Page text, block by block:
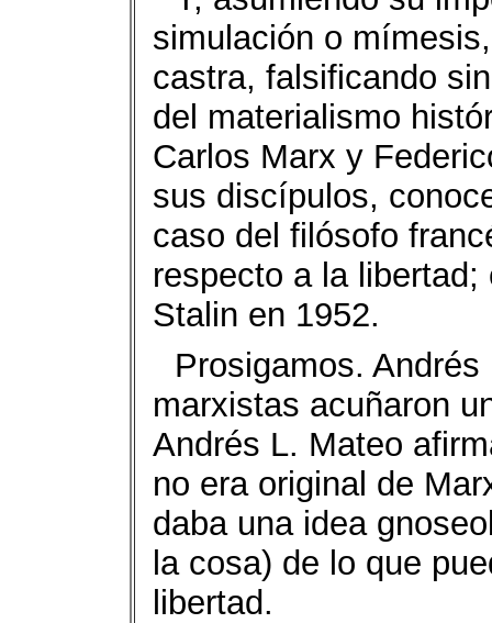
simulación o
castra, falsificando
del materialismo
Carlos Marx y
sus discípulos,
caso del filósofo
respecto a la
Stalin en 1952.
Prosigamos.
marxistas acuñaron
Andrés L. Mateo
no era original de
daba una idea
la cosa) de lo que
libertad.